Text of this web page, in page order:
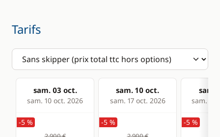
Confort
Eau chaude
Tarifs
sam. 03 oct.
sam. 10 oct. 2026
sam. 10 oct.
sam. 17 oct. 2026
sam.
sam. 24
-5 % -5 % -5 %